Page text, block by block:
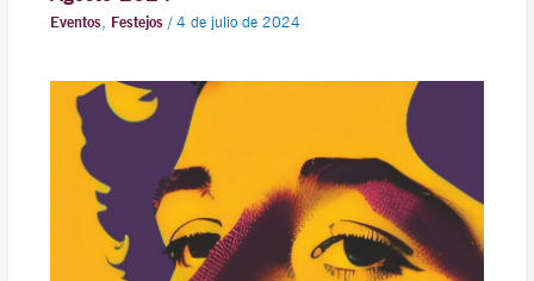
Eventos, Festejos/ 4 de julio de 2024